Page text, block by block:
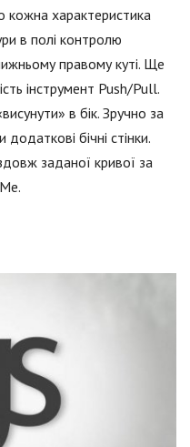
характеристика
в полі контролю
правому куті. Ще
інструмент Push/Pull.
в бік. Зручно за
бічні стінки.
заданої кривої за